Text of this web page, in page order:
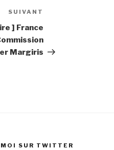
SUIVANT
] France
Margiris
SUR TWITTER